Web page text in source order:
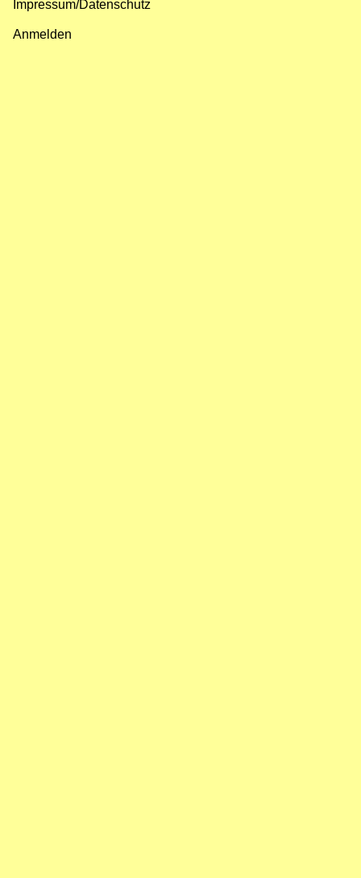
Impressum/Datenschutz
Anmelden